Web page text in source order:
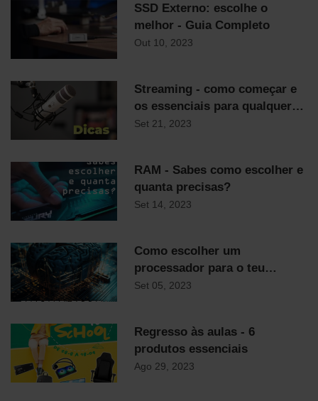
SSD Externo: escolhe o
melhor - Guia Completo
Out 10, 2023
Streaming - como começar e
os essenciais para qualquer
streamer
Set 21, 2023
RAM - Sabes como escolher e
quanta precisas?
Set 14, 2023
Como escolher um
processador para o teu
computador
Set 05, 2023
Regresso às aulas - 6
produtos essenciais
Ago 29, 2023